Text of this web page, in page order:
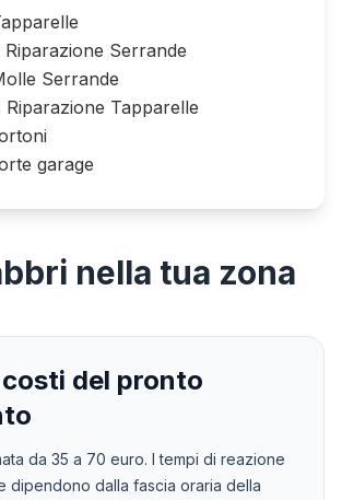
Serrande
Serrande
Riparazione Tapparelle
garage
nella tua zona
costi del pronto
da 35 a 70 euro. I tempi di reazione
dipendono dalla fascia oraria della